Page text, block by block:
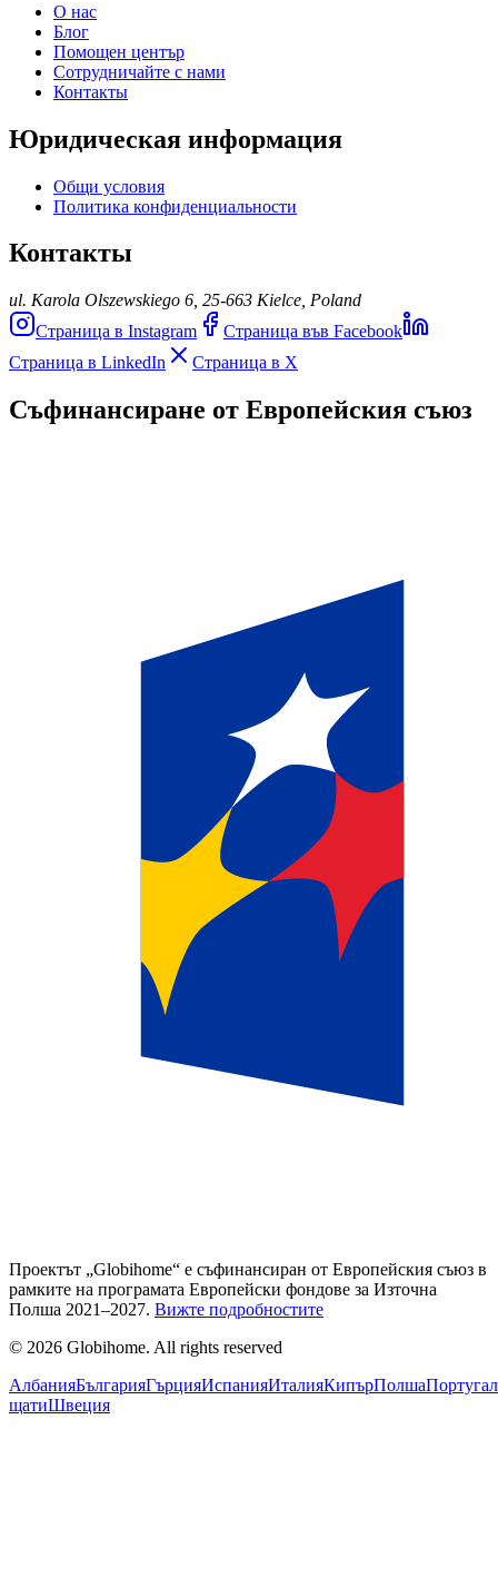
О нас
Блог
Помощен център
Сотрудничайте с нами
Контакты
Юридическая информация
Общи условия
Политика конфиденциальности
Контакты
ul. Karola Olszewskiego 6, 25-663 Kielce, Poland
Страница в Instagram
Страница във Facebook
Страница в LinkedIn
Страница в X
Съфинансиране от Европейския съюз
Проектът „Globihome“ е съфинансиран от Европейския съюз в
рамките на програмата Европейски фондове за Източна
Полша 2021–2027. Вижте подробностите
© 2026 Globihome. All rights reserved
АлбанияБългарияГърцияИспанияИталияКипърПолша
щатиШвеция